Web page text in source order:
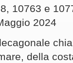
10763 e
2024
della